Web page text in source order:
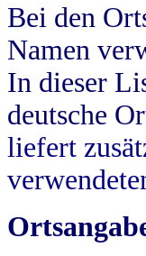
Bei den
Namen
In dieser
deutsche
liefert